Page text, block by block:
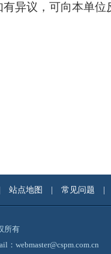
异议，可向本单位
站点地图 常见问题
所有
：webmaster@cspm.com.cn